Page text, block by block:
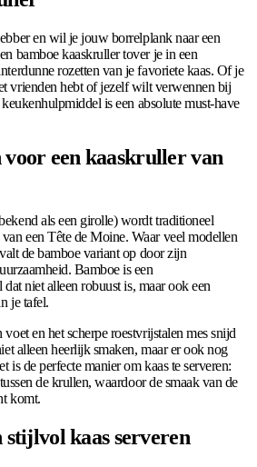
en wil je jouw borrelplank naar een
bamboe kaaskruller tover je in een
rozetten van je favoriete kaas. Of je
vrienden hebt of jezelf wilt verwennen bij
is een absolute must-have
een kaaskruller van
als een girolle) wordt traditioneel
een Tête de Moine. Waar veel modellen
de bamboe variant op door zijn
Bamboe is een
niet alleen robuust is, maar ook een
je tafel.
en het scherpe roestvrijstalen mes snijd
alleen heerlijk smaken, maar er ook nog
is de perfecte manier om kaas te serveren:
de krullen, waardoor de smaak van de
komt.
kaas serveren